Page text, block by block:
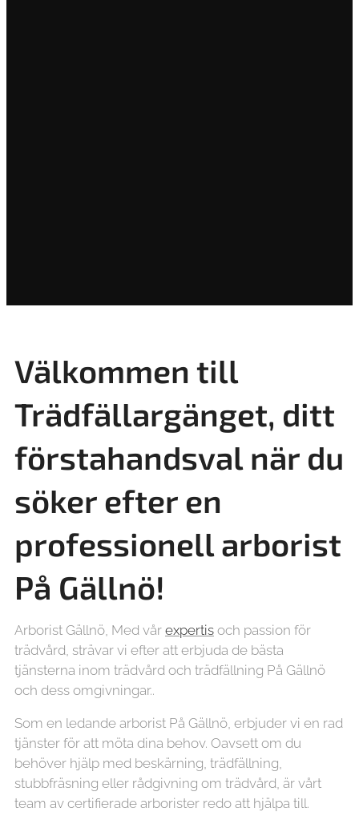
Välkommen till
Trädfällargänget, ditt
förstahandsval när du
söker efter en
professionell arborist
På Gällnö!
Arborist Gällnö, Med vår expertis och passion för
trädvård, strävar vi efter att erbjuda de bästa
tjänsterna inom trädvård och trädfällning På Gällnö
och dess omgivningar..
Som en ledande arborist På Gällnö, erbjuder vi en rad
tjänster för att möta dina behov. Oavsett om du
behöver hjälp med beskärning, trädfällning,
stubbfräsning eller rådgivning om trädvård, är vårt
team av certifierade arborister redo att hjälpa till.